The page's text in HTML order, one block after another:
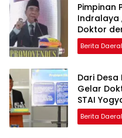
Pimpinan
Indralaya
Doktor
Berita
Dari
Gelar
STAI
Driver
Berita